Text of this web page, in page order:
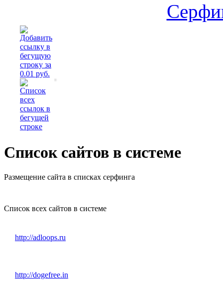
Список сайтов в системе
Размещение сайта в списках серфинга
Список всех сайтов в системе
http://adloops.ru
http://dogefree.in